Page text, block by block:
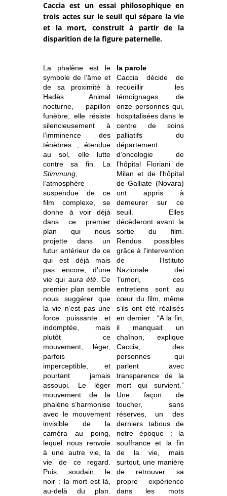
Caccia est un essai philosophique en
trois actes sur le seuil qui sépare la vie
et la mort, construit à partir de la
disparition de la figure paternelle.
La phalène est le
symbole de l’âme et
de sa proximité à
Hadès. Animal
nocturne, papillon
funèbre, elle résiste
silencieusement à
l’imminence des
ténèbres ; étendue
au sol, elle lutte
contre sa fin. La
Stimmung,
l’atmosphère
suspendue de ce
film complexe, se
donne à voir déjà
dans ce premier
plan qui nous
projette dans un
futur antérieur de ce
qui est déjà mais
pas encore, d’une
vie qui aura été. Ce
premier plan semble
nous suggérer que
la vie n’est pas une
force puissante et
indomptée, mais
plutôt ce
mouvement, léger,
parfois
imperceptible, et
pourtant jamais
assoupi. Le léger
mouvement de la
phalène s’harmonise
avec le mouvement
invisible de la
caméra au poing,
lequel nous renvoie
à une autre vie, la
vie de ce regard.
Puis, soudain, le
noir : la mort est là,
au-delà du plan.
la parole
Caccia décide de
recueillir les
témoignages de
onze personnes qui,
hospitalisées dans le
centre de soins
palliatifs du
département
d’oncologie de
l’hôpital
Floriani de
Milan et de l’hôpital
de Galliate (Novara)
ont appris à
demeurer sur ce
seuil. Elles
décèderont avant la
sortie du film.
Rendus possibles
grâce à l’intervention
de l’Istituto
Nazionale dei
Tumori, ces
entretiens sont au
cœur du film, même
s’ils ont été réalisés
en dernier : “A la fin,
il manquait un
chaînon, explique
Caccia, des
personnes qui
parlent avec
transparence de la
mort qui survient.”
Une façon de
toucher, sans
réserves, un des
derniers tabous de
notre époque : la
souffrance et la fin
de la vie, mais
surtout, une manière
de retrouver sa
propre expérience
dans les mots